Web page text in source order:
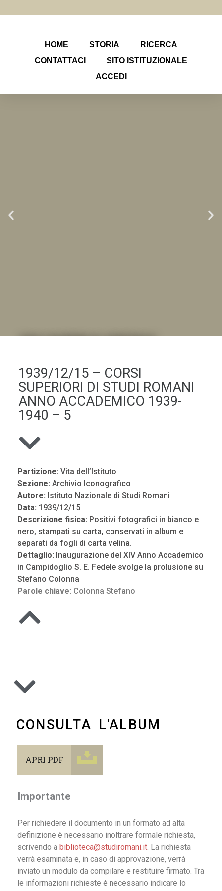
HOME STORIA
RICERCA
CONTATTACI
SITO ISTITUZIONALE
ACCEDI
.LA "VITA DELL'ISTITUTO" ATTRAVERSO LE IMMAGINI
1939/12/15 – CORSI
SUPERIORI DI STUDI ROMANI
ANNO ACCADEMICO 1939-
1940 – 5
Partizione: Vita dell’Istituto
Sezione: Archivio Iconografico
Autore: Istituto Nazionale di Studi Romani
Data: 1939/12/15
Descrizione fisica: Positivi fotografici in bianco e
nero, stampati su carta, conservati in album e
separati da fogli di carta velina.
Dettaglio: Inaugurazione del XIV Anno Accademico
in Campidoglio S. E. Fedele svolge la prolusione su
Stefano Colonna
Parole chiave: Colonna Stefano
CONSULTA L'ALBUM
APRI PDF
Importante
Per richiedere il documento in un formato ad alta
definizione è necessario inoltrare formale richiesta,
scrivendo a biblioteca@studiromani.it. La richiesta
verrà esaminata e, in caso di approvazione, verrà
inviato un modulo da compilare e restituire firmato. Tra
le informazioni richieste è necessario indicare lo